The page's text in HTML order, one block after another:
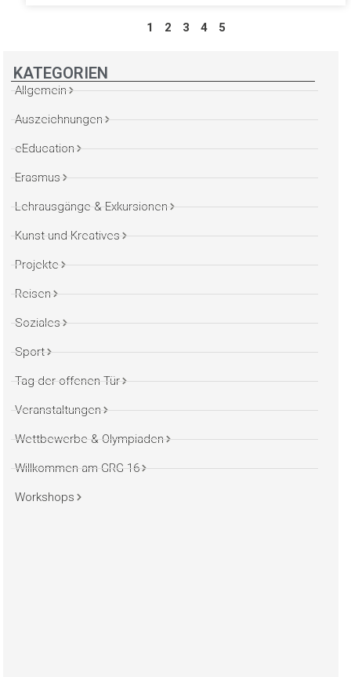
1 2 3 4 5
KATEGORIEN
Allgemein
Auszeichnungen
eEducation
Erasmus
Lehrausgänge & Exkursionen
Kunst und Kreatives
Projekte
Reisen
Soziales
Sport
Tag der offenen Tür
Veranstaltungen
Wettbewerbe & Olympiaden
Willkommen am GRG 16
Workshops